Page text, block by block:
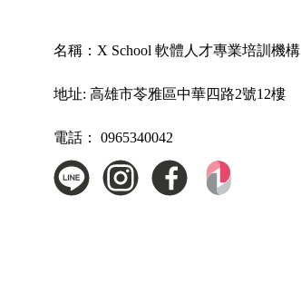
名稱： X School 軟體人才專業培訓機構
地址: 高雄市苓雅區中華四路2號12樓
電話： 0965340042